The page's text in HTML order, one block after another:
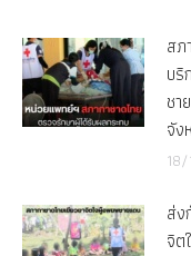
สภ
บริ
ชา
จัง
ส่ง
จิต